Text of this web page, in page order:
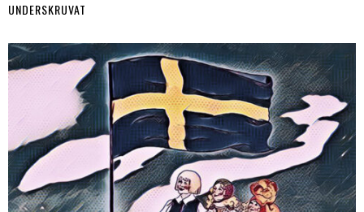
UNDERSKRUVAT